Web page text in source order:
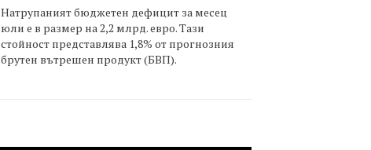
Натрупаният бюджетен дефицит за месец
юли е в размер на 2,2 млрд. евро. Тази
стойност представлява 1,8% от прогнозния
брутен вътрешен продукт (БВП).